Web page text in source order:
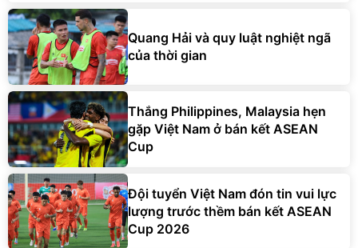
Quang Hải và quy luật nghiệt ngã
của thời gian
Thắng Philippines, Malaysia hẹn
gặp Việt Nam ở bán kết ASEAN
Cup
Đội tuyển Việt Nam đón tin vui lực
lượng trước thềm bán kết ASEAN
Cup 2026